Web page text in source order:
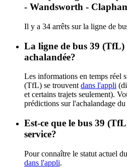
- Wandsworth -
Il y a 34 arrêts sur la ligne de
La ligne de bus 39 (TfL)
achalandée?
Les informations en temps réel
(TfL) se trouvent dans l'appli
et certains trajets seulement).
prédictions sur l'achalandage
Est-ce que le bus 39
service?
Pour connaître le statut actuel
dans l'appli.